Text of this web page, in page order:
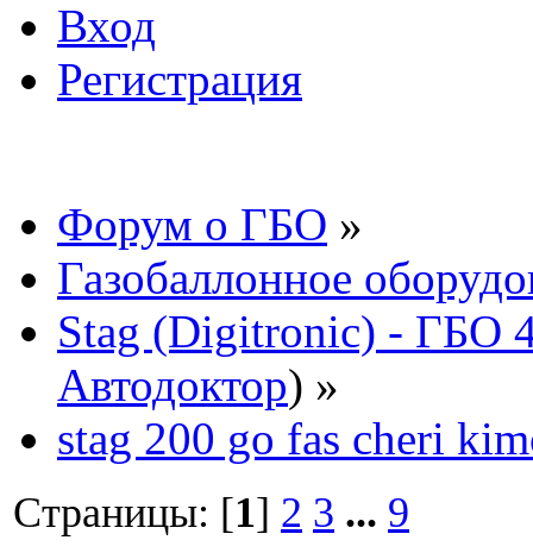
Вход
Регистрация
Форум о ГБО »
Газобаллонное
Stag (Digitronic) - ГБО
Автодоктор) »
stag 200 go fas cheri
Страницы: [1] 2 3 ... 9